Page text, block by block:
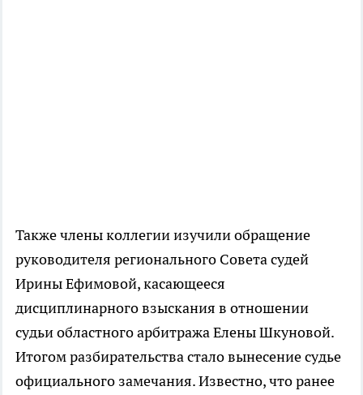
Также члены коллегии изучили обращение
руководителя регионального Совета судей
Ирины Ефимовой, касающееся
дисциплинарного взыскания в отношении
судьи областного арбитража Елены Шкуновой.
Итогом разбирательства стало вынесение судье
официального замечания. Известно, что ранее